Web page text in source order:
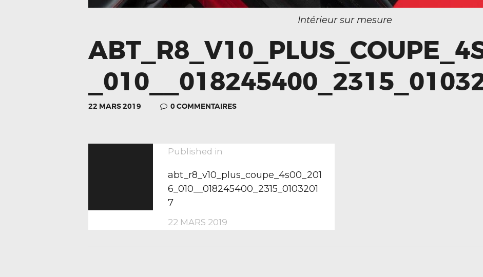
Intérieur sur mesure
22 MARS 2019 0 COMMENTAIRES
NAVIGATION
DE
L’ARTICLE
Published in
abt_r8_v10_plus_coupe_4s00_201
6_010__018245400_2315_0103201
7
22 MARS 2019